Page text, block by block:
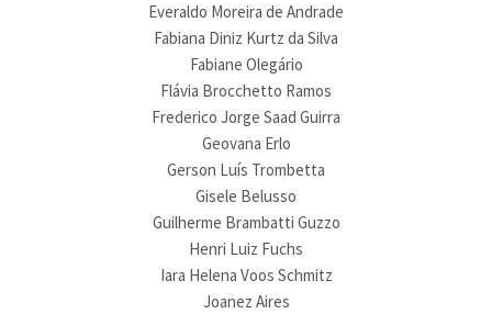
Everaldo Moreira de Andrade
Fabiana Diniz Kurtz da Silva
Fabiane Olegário
Flávia Brocchetto Ramos
Frederico Jorge Saad Guirra
Geovana Erlo
Gerson Luís Trombetta
Gisele Belusso
Guilherme Brambatti Guzzo
Henri Luiz Fuchs
Iara Helena Voos Schmitz
Joanez Aires